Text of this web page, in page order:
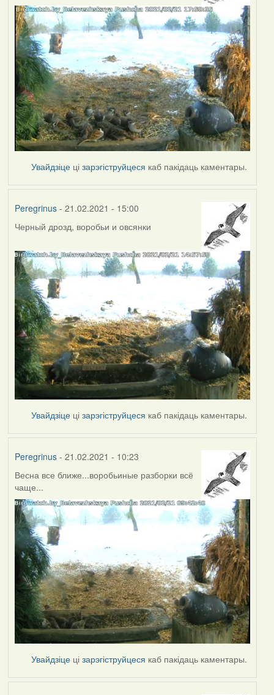
Увайдзіце цізарэгіструйцеся каб пакідаць каментары.
Peregrinus- 21.02.2021 - 15:00
Черный дрозд, воробьи и овсянки
Увайдзіце цізарэгіструйцеся каб пакідаць каментары.
Peregrinus- 21.02.2021 - 10:23
Весна все ближе...воробьиные разборки всё
чаще...
Увайдзіце цізарэгіструйцеся каб пакідаць каментары.